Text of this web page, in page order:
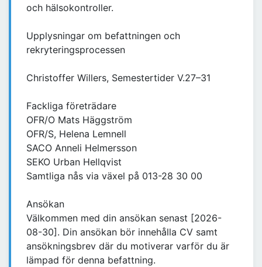
och hälsokontroller.
Upplysningar om befattningen och
rekryteringsprocessen
Christoffer Willers, Semestertider V.27–31
Fackliga företrädare
OFR/O Mats Häggström
OFR/S, Helena Lemnell
SACO Anneli Helmersson
SEKO Urban Hellqvist
Samtliga nås via växel på 013-28 30 00
Ansökan
Välkommen med din ansökan senast [2026-
08-30]. Din ansökan bör innehålla CV samt
ansökningsbrev där du motiverar varför du är
lämpad för denna befattning.